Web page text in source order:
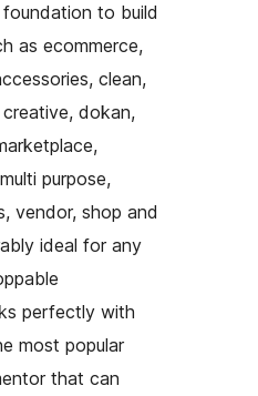
to build
as ecommerce,
clean,
dokan,
purpose,
vendor, shop and
ideal for any
perfectly with
most popular
that can